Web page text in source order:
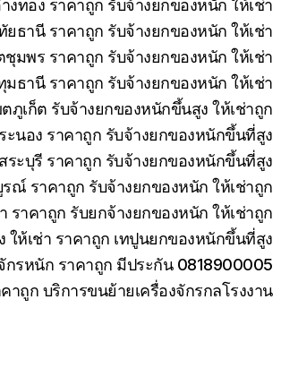
งทอง ราคาถูก รับจ้างยกของหนัก ให้เช่า
ยธานี ราคาถูก รับจ้างยกของหนัก ให้เช่า
ชุมพร ราคาถูก รับจ้างยกของหนัก ให้เช่า
มธานี ราคาถูก รับจ้างยกของหนัก ให้เช่า
ตภูเก็ต รับจ้างยกของหนักขึ้นสูง ให้เช่าถูก
ะนอง ราคาถูก รับจ้างยกของหนักขึ้นที่สูง
ระบุรี ราคาถูก รับจ้างยกของหนักขึ้นที่สูง
รณ์ ราคาถูก รับจ้างยกของหนัก ให้เช่าถูก
ราคาถูก รับยกจ้างยกของหนัก ให้เช่าถูก
ให้เช่า ราคาถูก เทปูนยกของหนักขึ้นที่สูง
กรหนัก ราคาถูก มีประกัน 0818900005
าถูก บริการขนย้ายเครื่องจักรกลโรงงาน